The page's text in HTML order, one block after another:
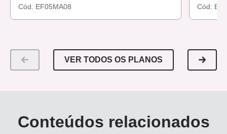
Cód: EF05MA08 Cód:
VER TODOS OS PLANOS
Conteúdos relacionados